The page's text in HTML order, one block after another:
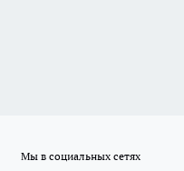
Мы в социальных сетях